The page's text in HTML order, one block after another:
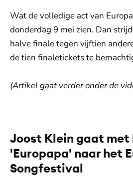
Wat de volledige act van
donderdag 9 mei zien. Dan
halve finale tegen vijftien
de tien finaletickets te
(Artikel gaat verder onder de
De weergave van deze
Joost Klein gaat
'Europapa' naar het
Songfestival